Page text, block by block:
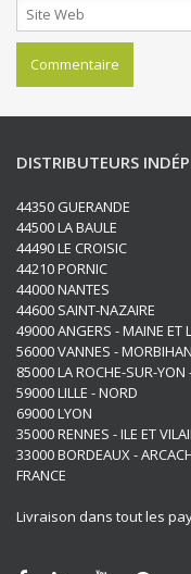
DISTRIBUTEURS
44350 GUERANDE
44500 LA BAULE
44490 LE CROISIC
44210 PORNIC
44000 NANTES
44600 SAINT-NAZAIRE
49000 ANGERS - MAINE ET
56000 VANNES - MORBIHAN
85000 LA ROCHE-SUR-YON
59000 LILLE - NORD
69000 LYON
35000 RENNES - ILE ET
33000 BORDEAUX -
FRANCE
Livraison dans tout les